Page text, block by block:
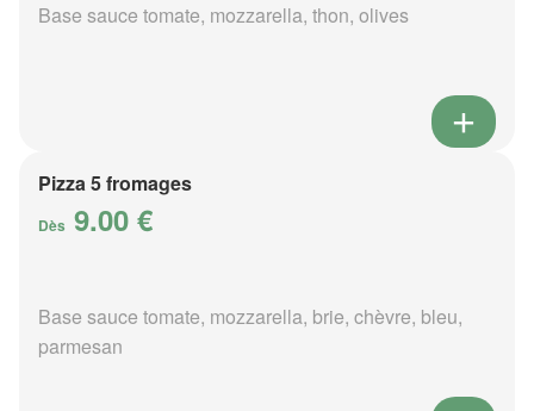
Base sauce tomate, mozzarella, thon, olives
Pizza 5 fromages
Dès 9.00 €
Base sauce tomate, mozzarella, brie, chèvre, bleu,
parmesan